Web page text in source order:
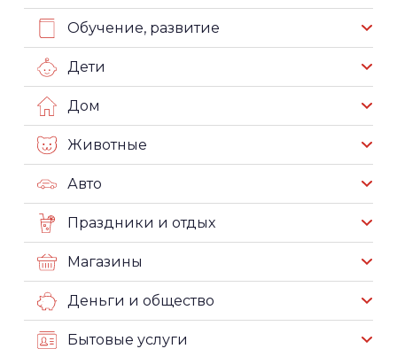
Обучение, развитие
Дети
Дом
Животные
Авто
Праздники и отдых
Магазины
Деньги и общество
Бытовые услуги